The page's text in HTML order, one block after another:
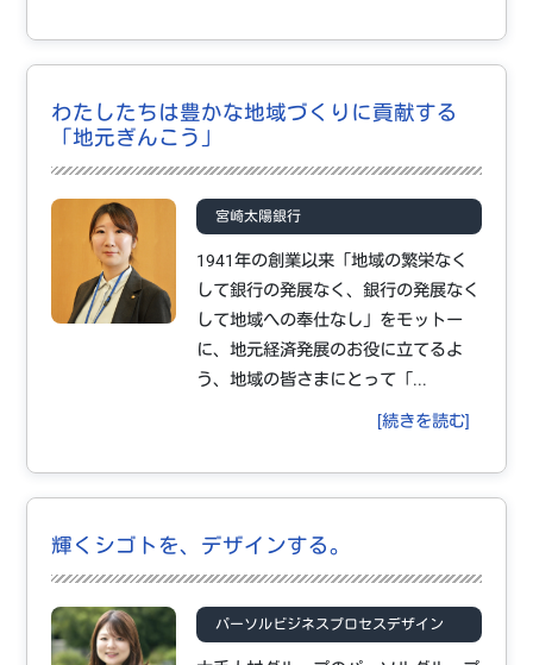
わたしたちは豊かな地域づくりに貢献する
「地元ぎんこう」
宮崎太陽銀行
1941年の創業以来「地域の繁栄なく
して銀行の発展なく、銀行の発展なく
して地域への奉仕なし」をモットー
に、地元経済発展のお役に立てるよ
う、地域の皆さまにとって「...
[続きを読む]
輝くシゴトを、デザインする。
パーソルビジネスプロセスデザイン